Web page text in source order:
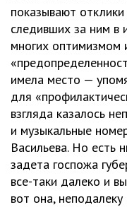
показывают
следивших за ним в
многих оптимизмом
имела место —
для
взгляда казалось
и музыкальные
Васильева. Но есть
задета госпожа
все-таки далеко и
вот она, неподалеку